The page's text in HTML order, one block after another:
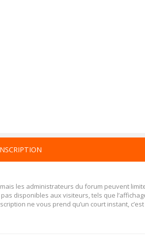
les administrateurs du forum peuvent
disponibles aux visiteurs, tels que
ne vous prend qu’un court instant,